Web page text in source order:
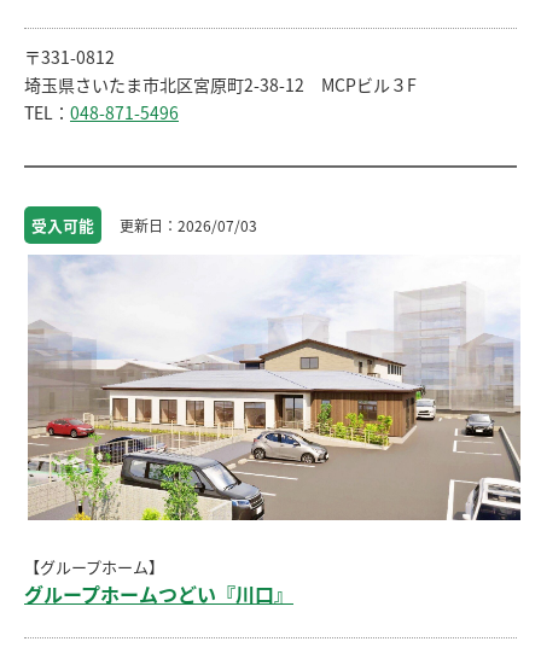
〒331-0812
埼玉県さいたま市北区宮原町2-38-12 MCPビル３F
TEL： 048-871-5496
受入可能 2026/07/03
【グループホーム】
グループホームつどい『川口』